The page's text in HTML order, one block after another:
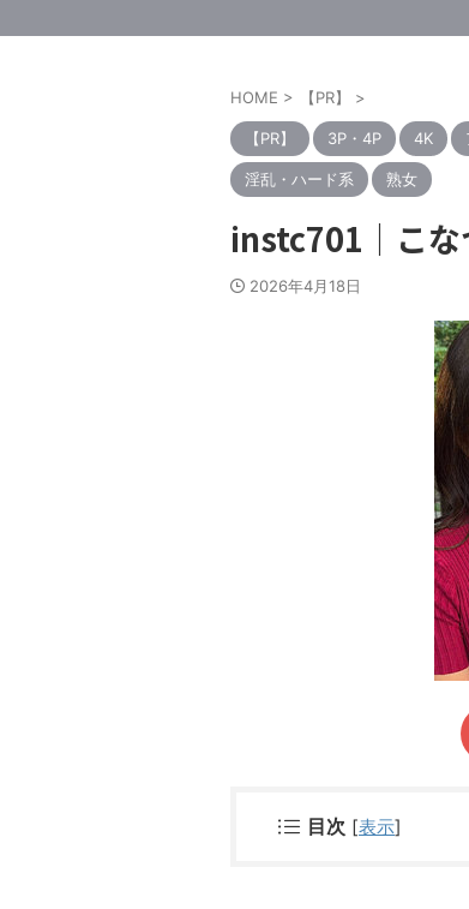
HOME > 【PR】 >
【PR】 3P・4P 4K
淫乱・ハード系 熟女
instc701｜こな
2026年4月18日
目次 [表示]